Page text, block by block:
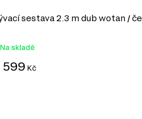
sestava 2.3 m dub wotan /
Na skladě
599 Kč